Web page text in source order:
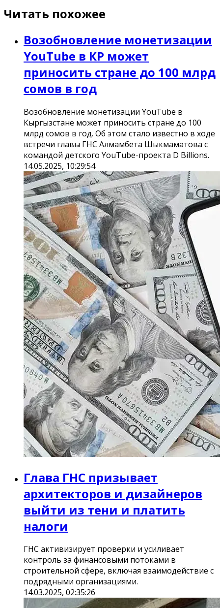
Читать похожее
Возобновление монетизации
YouTube в КР может
приносить стране до 100 млрд
сомов в год
Возобновление монетизации YouTube в
Кыргызстане может приносить стране до 100
млрд сомов в год. Об этом стало известно в ходе
встречи главы ГНС Алмамбета Шыкмаматова с
командой детского YouTube-проекта D Billions.
14.05.2025, 10:29:54
Глава ГНС призывает
архитекторов и дизайнеров
выйти из тени и платить
налоги
ГНС активизирует проверки и усиливает
контроль за финансовыми потоками в
строительной сфере, включая взаимодействие с
подрядными организациями.
14.03.2025, 02:35:26